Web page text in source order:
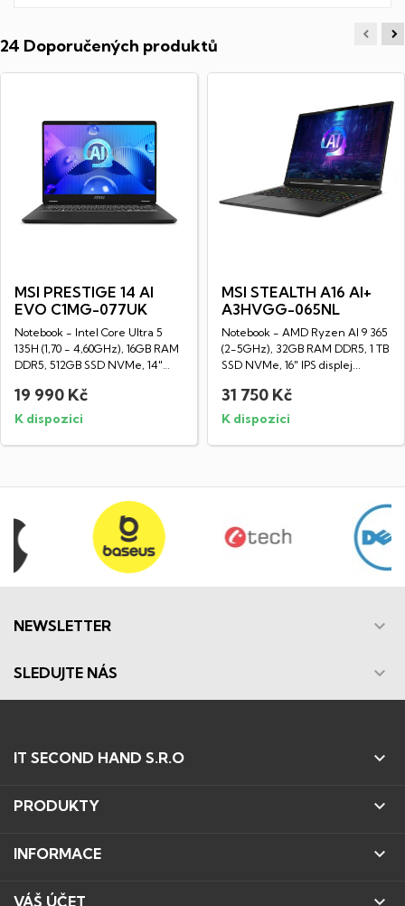
24 Doporučených produktů
MSI PRESTIGE 14 AI
EVO C1MG-077UK
Notebook - Intel Core Ultra 5
135H (1,70 - 4,60GHz), 16GB RAM
DDR5, 512GB SSD NVMe, 14"
19 990 Kč
K dispozici
MSI STEALTH A16 AI+
A3HVGG-065NL
Notebook - AMD Ryzen AI 9 365
(2-5GHz), 32GB RAM DDR5, 1 TB
SSD NVMe, 16" IPS displej...
31 750 Kč
K dispozici
NEWSLETTER 
SLEDUJTE NÁS 
IT SECOND HAND S.R.O 
PRODUKTY 
INFORMACE 
VÁŠ ÚČET